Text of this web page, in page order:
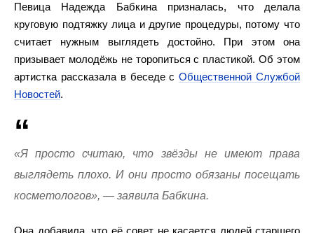
Певица Надежда Бабкина призналась, что делала
круговую подтяжку лица и другие процедуры, потому что
считает нужным выглядеть достойно. При этом она
призывает молодёжь не торопиться с пластикой. Об этом
артистка рассказала в беседе сОбщественной Службой
Новостей.
«Я просто считаю, что звёзды не имеют права
выглядеть плохо. И они просто обязаны посещать
косметологов», — заявила Бабкина.
Она добавила, что её совет не касается людей старшего